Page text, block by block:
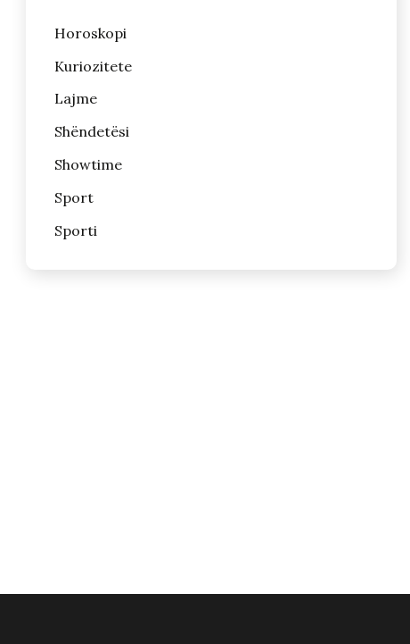
Horoskopi
Kuriozitete
Lajme
Shëndetësi
Showtime
Sport
Sporti